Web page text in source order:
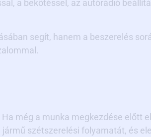
a bekötéssel, az autórádió
segít, hanem a beszerelés
még a munka megkezdése előtt
szétszerelési folyamatát, és